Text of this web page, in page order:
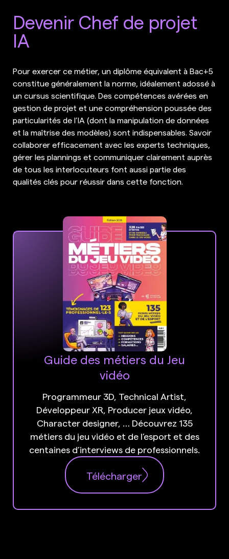
Devenir Chef de projet
IA
Pour exercer ce métier, un diplôme équivalent à Bac+5
constitue généralement la norme, idéalement adossé à
un cursus scientifique. Des compétences avérées en
gestion de projet et une compréhension poussée des
particularités de l’IA (dont la manipulation de données
et la maîtrise des modèles) sont indispensables. Savoir
collaborer efficacement avec les experts techniques,
gérer les plannings et communiquer clairement auprès
de tous les interlocuteurs font aussi partie des
qualités clés pour réussir dans cette fonction.
Guide des métiers du Jeu
vidéo
Programmeur 3D, Technical Artist,
Développeur XR, Producer jeux vidéo,
Character designer, … Découvrez 135
métiers du jeu vidéo et de l’esport et des
centaines d’interviews de professionnels.
Télécharger